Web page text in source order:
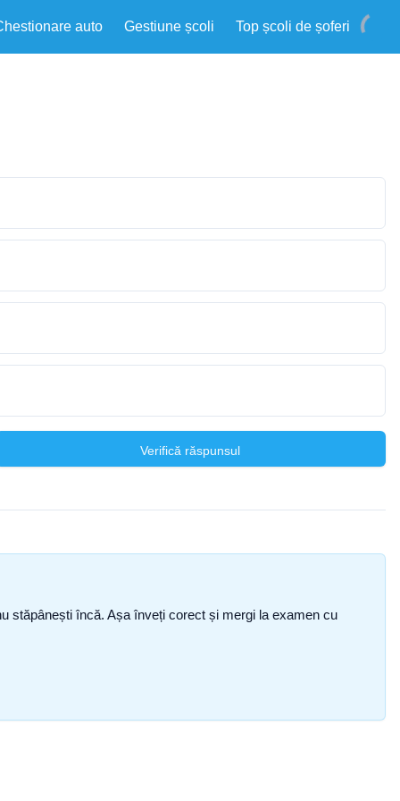
auto Gestiune școli Top școli de șoferi
Verifică răspunsul
stăpânești încă. Așa înveți corect și mergi la examen cu